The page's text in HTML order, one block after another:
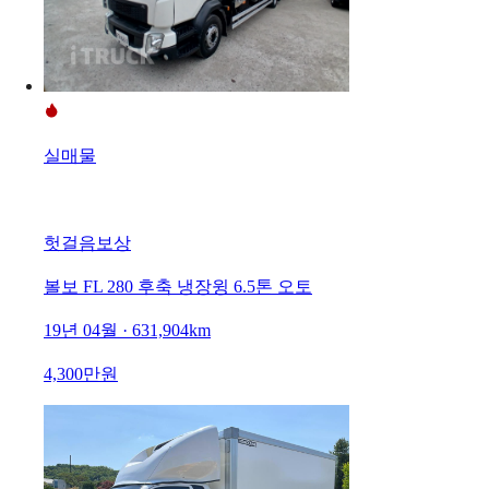
실매물
헛걸음보상
볼보 FL 280 후축 냉장윙 6.5톤 오토
19년 04월 · 631,904km
4,300만원